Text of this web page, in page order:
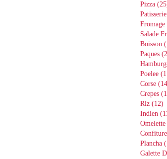
Pizza
Patisserie
Fromage
Salade
Boisson
Paques
Poelee
Corse
Crepes
Riz (12)
Indien
Omelette
Confiture
Plancha
Galette